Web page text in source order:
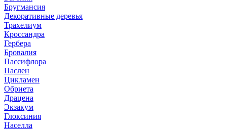
Бругмансия
Декоративные деревья
Трахелиум
Кроссандра
Гербера
Бровалия
Пассифлора
Паслен
Цикламен
Обриета
Драцена
Экзакум
Глоксиния
Населла